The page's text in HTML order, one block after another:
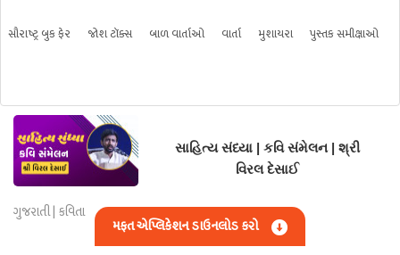
સૌરાષ્ટ્ર બુક ફેર જોશ ટૉક્સ બાળ વાર્તાઓ વાર્તા મુશાયરા પુસ્તક સમીક્ષાઓ
સાહિત્ય સંધ્યા | કવિ સંમેલન | શ્રી
વિરલ દેસાઈ
ગુજરાતી | કવિતા
મફત એપ્લિકેશન ડાઉનલોડ કરો